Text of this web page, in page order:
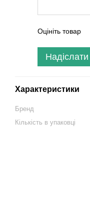
Оцініть товар
Надіслати
Характеристики
Бренд
Кількість в упаковці